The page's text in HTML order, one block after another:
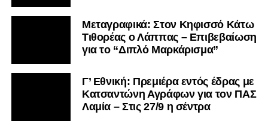
Μεταγραφικά: Στον Κηφισσό Κάτω
Τιθορέας ο Λάππας – Επιβεβαίωση
για το “Διπλό Μαρκάρισμα”
Γ’ Εθνική: Πρεμιέρα εντός έδρας με
Κατσαντώνη Αγράφων για τον ΠΑΣ
Λαμία – Στις 27/9 η σέντρα